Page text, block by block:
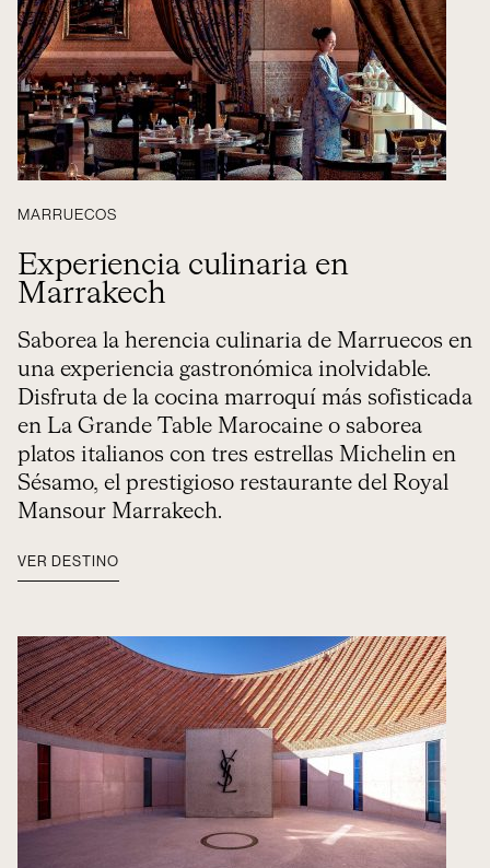
MARRUECOS
Experiencia culinaria en
Marrakech
Saborea la herencia culinaria de Marruecos en
una experiencia gastronómica inolvidable.
Disfruta de la cocina marroquí más sofisticada
en La Grande Table Marocaine o saborea
platos italianos con tres estrellas Michelin en
Sésamo, el prestigioso restaurante del Royal
Mansour Marrakech.
VER DESTINO